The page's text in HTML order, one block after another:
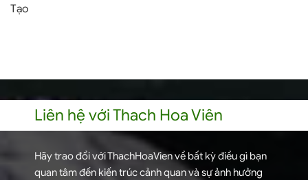
Tạo
Liên hệ với Thach Hoa Viên
Hãy trao đổi với ThachHoaVien về bất kỳ điều gì bạn
quan tâm đến kiến trúc cảnh quan và sự ảnh hưởng